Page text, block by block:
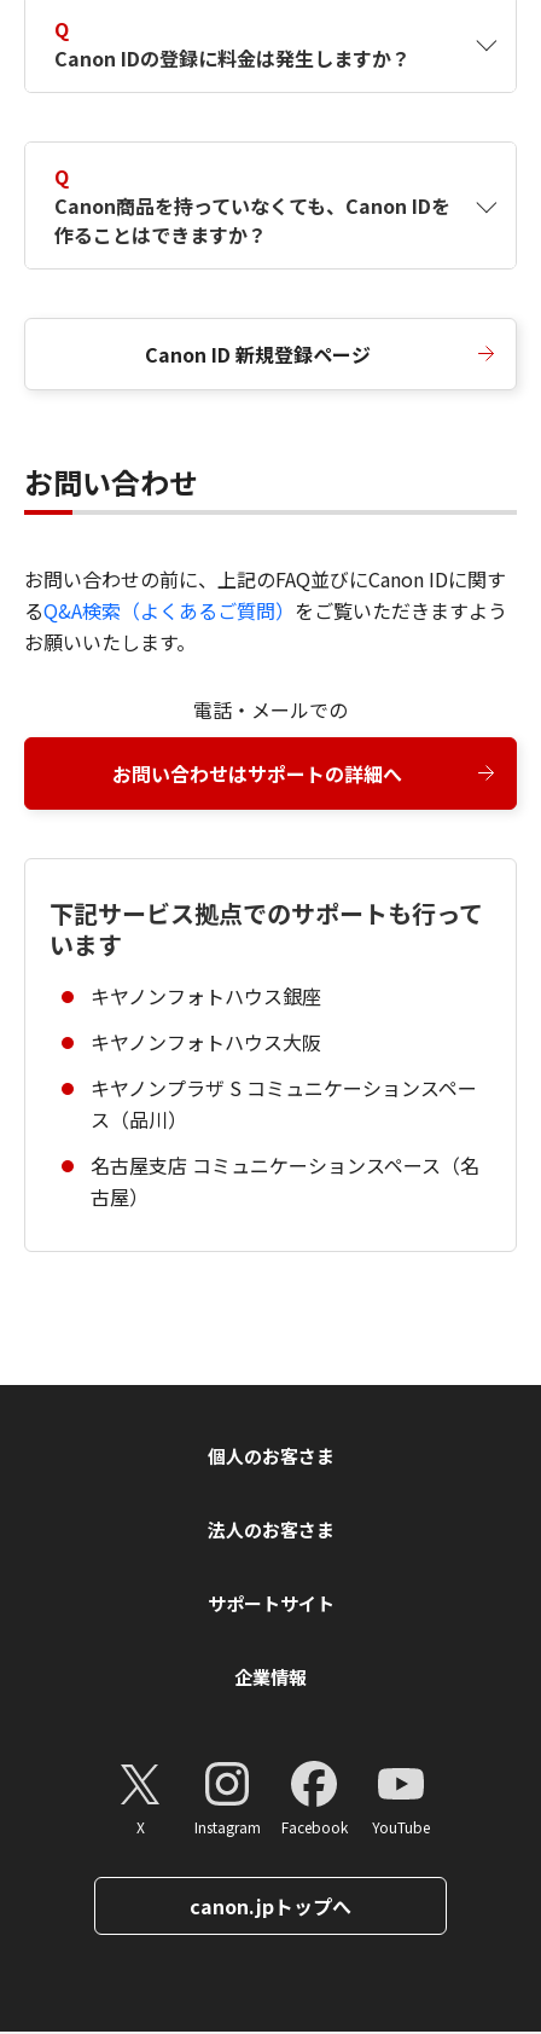
択したサービスから取得します。アカウントを
簡単に作成できるように、この情報を使用して
Canon IDの登録フォームを入力します。
Q
Canon IDの登録に料金は発生しますか？
Q
Canon商品を持っていなくても、Canon IDを
作ることはできますか？
Canon ID 新規登録ページ
お問い合わせ
お問い合わせの前に、上記のFAQ並びにCanon IDに関す
るQ&A検索（よくあるご質問） をご覧いただきますよう
お願いいたします。
電話・メールでの
お問い合わせはサポートの詳細へ
下記サービス拠点でのサポートも行って
います
キヤノンフォトハウス銀座
キヤノンフォトハウス大阪
キヤノンプラザ S コミュニケーションスペー
ス（品川）
名古屋支店 コミュニケーションスペース（名
古屋）
個人のお客さま
法人のお客さま
サポートサイト
企業情報
X Instagram Facebook YouTube
canon.jpトップへ